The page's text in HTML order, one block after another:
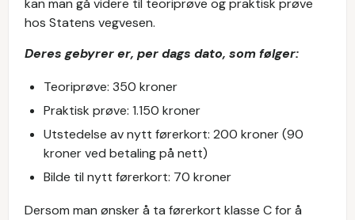
kan man gå videre til teoriprøve og praktisk prøve
hos Statens vegvesen.
Deres gebyrer er, per dags dato, som følger:
Teoriprøve: 350 kroner
Praktisk prøve: 1.150 kroner
Utstedelse av nytt førerkort: 200 kroner (90
kroner ved betaling på nett)
Bilde til nytt førerkort: 70 kroner
Dersom man ønsker å ta førerkort klasse C for å